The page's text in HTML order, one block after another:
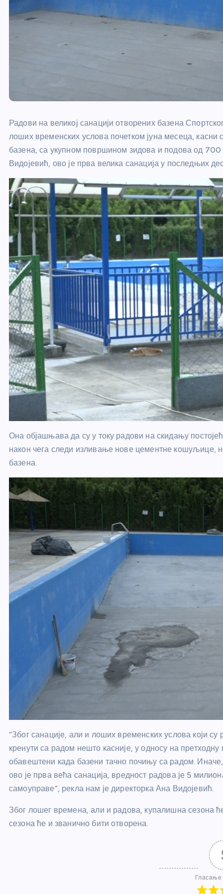
Радови на великој санацији отворених базена
лоших временских услова почетком јуна месеца,
базена, са укупном површином зидова и подова од
Видојевић, ово је прва велика санација у последњих
Она објашњава да су у току радови на скидању
након чега следи изливање нове цементне кошуљице,
базена.
“Због санације, али и лоших временских услова који
кренути са радом нешто касније, у односу на
обавештени када базени тачно почињу са радом. Иначе,
ово је прва већа санација, вредност радова је 5
самоуправе”, рекла нам је директорка Ана Видојевић.
Због лошег времена, али и радова, купалишна сезона
сезона ће и званично бити отворена.
Гласање